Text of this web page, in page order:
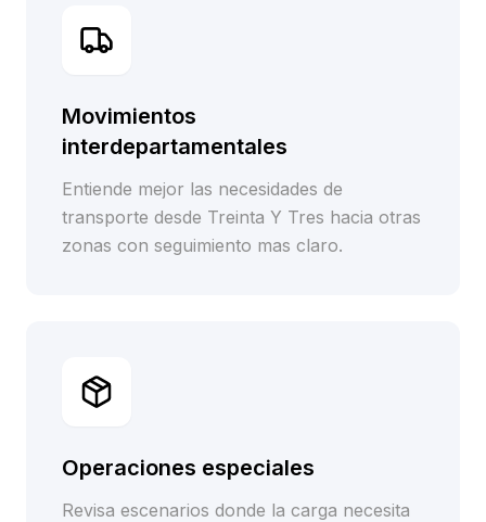
Movimientos
interdepartamentales
Entiende mejor las necesidades de
transporte desde Treinta Y Tres hacia otras
zonas con seguimiento mas claro.
Operaciones especiales
Revisa escenarios donde la carga necesita